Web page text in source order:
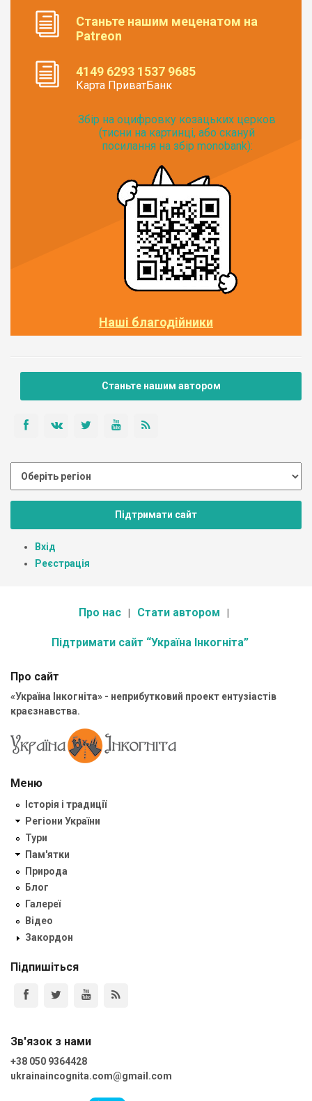
Станьте нашим меценатом на
Patreon
4149 6293 1537 9685
Карта ПриватБанк
Збір на оцифровку козацьких церков
(тисни на картинці, або скануй
посилання на збір monobank):
Наші благодійники
Станьте нашим автором
Підтримати сайт
Вхід
Реєстрація
Про нас Стати автором
Підтримати сайт “Україна Інкогніта”
Про сайт
«Україна Інкогніта» - неприбутковий проект ентузіастів
краєзнавства.
Меню
Історія і традиції
Регіони України
Тури
Пам'ятки
Природа
Блог
Галереї
Відео
Закордон
Підпишіться
Зв'язок з нами
+38 050 9364428
ukrainaincognita.com@gmail.com